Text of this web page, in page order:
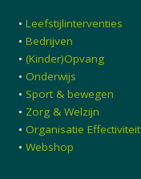
• Leefstijlinterventies
• Bedrijven
• (Kinder)Opvang
• Onderwijs
• Sport & bewegen
• Zorg & Welzijn
• Organisatie Effectiviteit
• Webshop